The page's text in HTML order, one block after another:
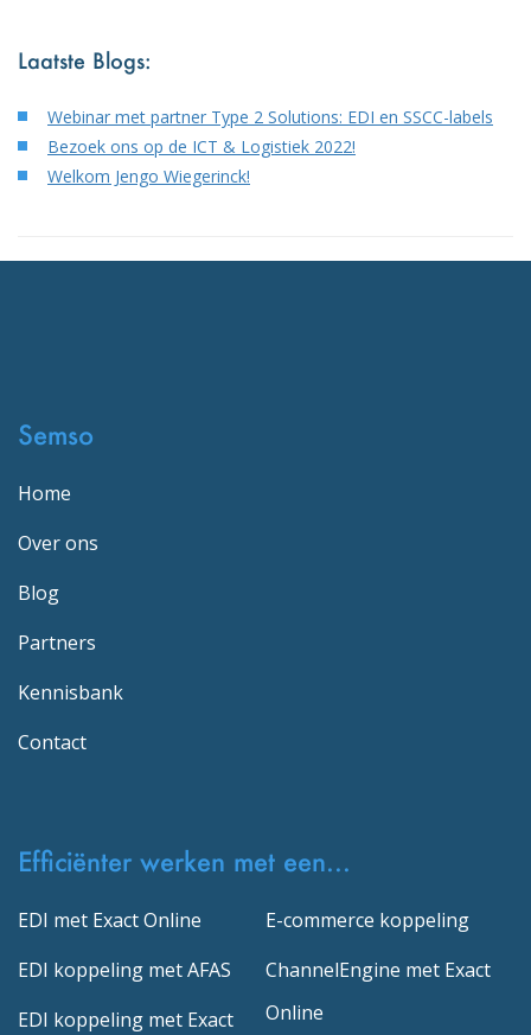
Laatste Blogs:
Webinar met partner Type 2 Solutions: EDI en SSCC-labels
Bezoek ons op de ICT & Logistiek 2022!
Welkom Jengo Wiegerinck!
Semso
Home
Over ons
Blog
Partners
Kennisbank
Contact
Efficiënter werken met een...
EDI met Exact Online
EDI koppeling met AFAS
EDI koppeling met Exact
E-commerce koppeling
ChannelEngine met Exact
Online